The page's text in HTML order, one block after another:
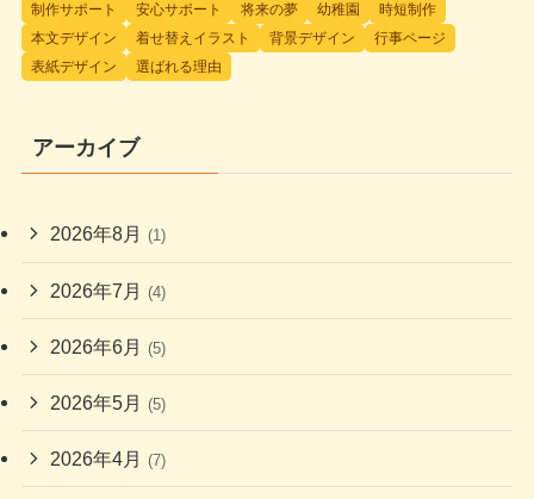
制作サポート
安心サポート 将来の夢 幼稚園
時短制作
本文デザイン
着せ替えイラスト 背景デザイン
行事ページ
表紙デザイン
選ばれる理由
アーカイブ
2026年8月 (1)
2026年7月 (4)
2026年6月 (5)
2026年5月 (5)
2026年4月 (7)